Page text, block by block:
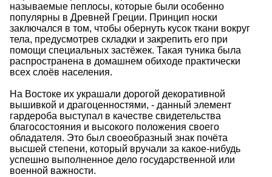
называемые пеплосы, которые были особенно
популярны в Древней Греции. Принцип носки
заключался в том, чтобы обернуть кусок ткани вокруг
тела, предусмотрев складки и закрепить его при
помощи специальных застёжек. Такая туника была
распространена в домашнем обиходе практически
всех слоёв населения.
На Востоке их украшали дорогой декоративной
вышивкой и драгоценностями, - данный элемент
гардероба выступал в качестве свидетельства
благосостояния и высокого положения своего
обладателя. Это был своеобразный знак почёта
высшей степени, который вручали за какое-нибудь
успешно выполненное дело государственной или
военной важности.